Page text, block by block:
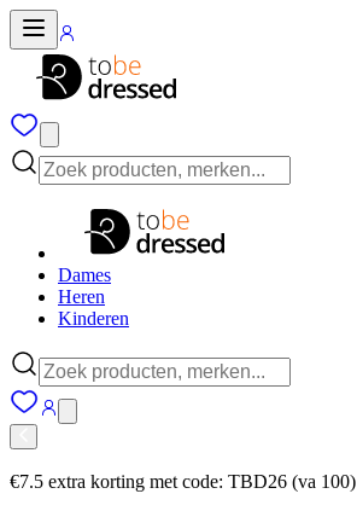
Dames
Heren
Kinderen
€7.5 extra korting met code: TBD26 (va 100)